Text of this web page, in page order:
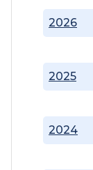
2024
2025
2026